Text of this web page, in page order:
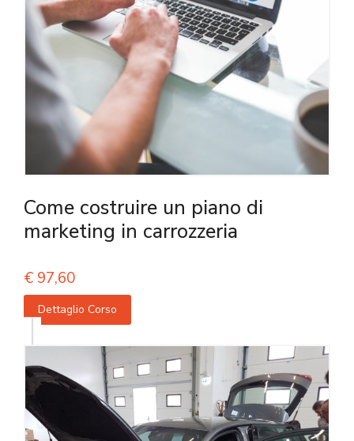
Come costruire un piano di
marketing in carrozzeria
€ 97,60
Dettaglio Corso